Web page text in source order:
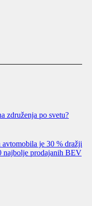
združenja po svetu?
avtomobila je 30 % dražji
najbolje prodajanih BEV